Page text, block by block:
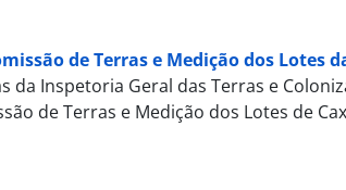
de Terras e Medição dos Lotes
Inspetoria Geral das Terras e
de Terras e Medição dos Lotes de